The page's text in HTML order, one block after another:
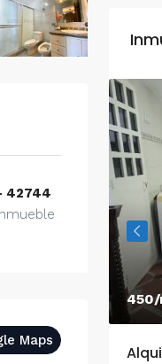
42744
Maps
450/